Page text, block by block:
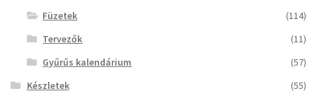
Füzetek
(114)
Tervezők
(11)
Gyűrűs kalendárium
(57)
Készletek
(55)